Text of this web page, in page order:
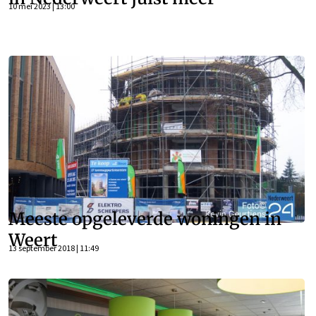
10 mei 2023 | 13:00
Meeste opgeleverde woningen in
Weert
13 september 2018 | 11:49